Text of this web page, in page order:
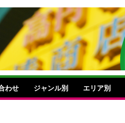
わせ ジャンル別 エリア別